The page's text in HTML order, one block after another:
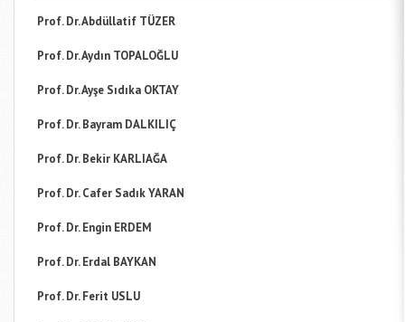
Prof. Dr. Abdüllatif TÜZER
Prof. Dr. Aydın TOPALOĞLU
Prof. Dr. Ayşe Sıdıka OKTAY
Prof. Dr. Bayram DALKILIÇ
Prof. Dr. Bekir KARLIAĞA
Prof. Dr. Cafer Sadık YARAN
Prof. Dr. Engin ERDEM
Prof. Dr. Erdal BAYKAN
Prof. Dr. Ferit USLU